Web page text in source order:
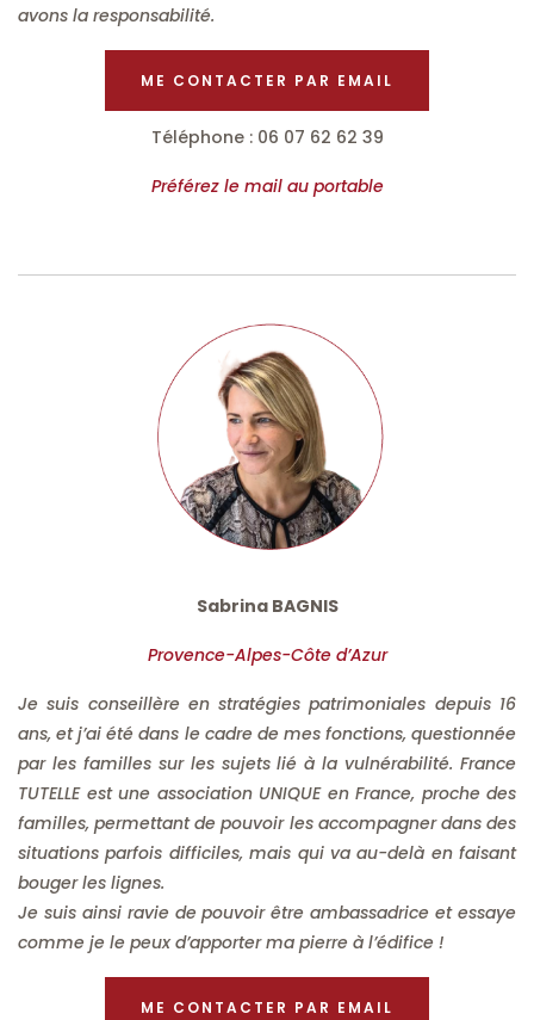
avons la responsabilité.
ME CONTACTER PAR EMAIL
Téléphone : 06 07 62 62 39
Préférez le mail au portable
Sabrina BAGNIS
Provence-Alpes-Côte d’Azur
Je suis conseillère en stratégies patrimoniales depuis 16
ans, et j’ai été dans le cadre de mes fonctions, questionnée
par les familles sur les sujets lié à la vulnérabilité. France
TUTELLE est une association UNIQUE en France, proche des
familles, permettant de pouvoir les accompagner dans des
situations parfois difficiles, mais qui va au-delà en faisant
bouger les lignes.
Je suis ainsi ravie de pouvoir être ambassadrice et essaye
comme je le peux d’apporter ma pierre à l’édifice !
ME CONTACTER PAR EMAIL